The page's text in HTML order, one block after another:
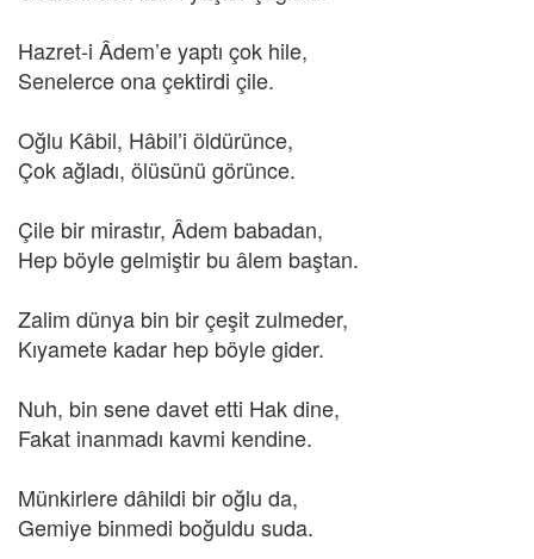
Hazret-i Âdem’e yaptı çok hile,
Senelerce ona çektirdi çile.
Oğlu Kâbil, Hâbil’i öldürünce,
Çok ağladı, ölüsünü görünce.
Çile bir mirastır, Âdem babadan,
Hep böyle gelmiştir bu âlem baştan.
Zalim dünya bin bir çeşit zulmeder,
Kıyamete kadar hep böyle gider.
Nuh, bin sene davet etti Hak dine,
Fakat inanmadı kavmi kendine.
Münkirlere dâhildi bir oğlu da,
Gemiye binmedi boğuldu suda.